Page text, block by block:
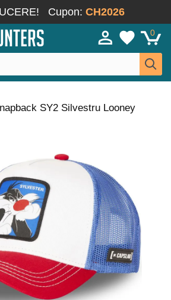
Cupon: CH2026
0
SY2 Silvestru Looney